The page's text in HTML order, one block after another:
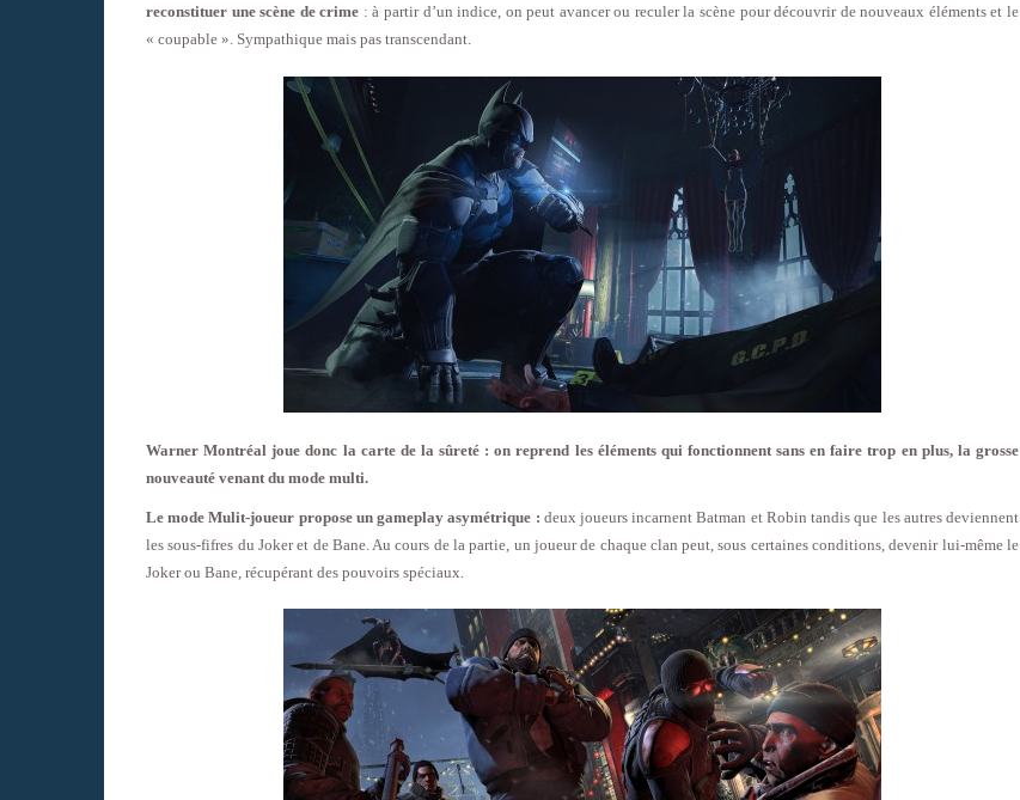
reconstituer une scène de crime : à partir d’un indice, on peut avancer ou reculer la scène pour découvrir de nouveaux éléments et le
« coupable ». Sympathique mais pas transcendant.
Warner Montréal joue donc la carte de la sûreté : on reprend les éléments qui fonctionnent sans en faire trop en plus, la grosse
nouveauté venant du mode multi.
Le mode Mulit-joueur propose un gameplay asymétrique : deux joueurs incarnent Batman et Robin tandis que les autres deviennent
les sous-fifres du Joker et de Bane. Au cours de la partie, un joueur de chaque clan peut, sous certaines conditions, devenir lui-même le
Joker ou Bane, récupérant des pouvoirs spéciaux.